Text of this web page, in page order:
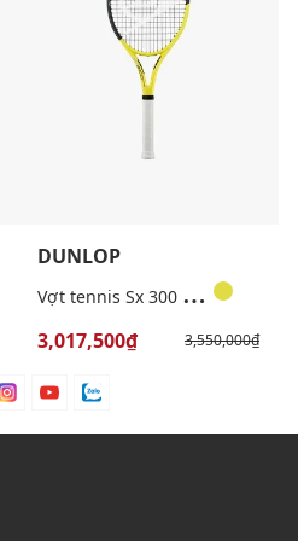
DUNLOP
V
ợt tennis Sx 300 Lite
3,017,500₫ 3,550,000₫